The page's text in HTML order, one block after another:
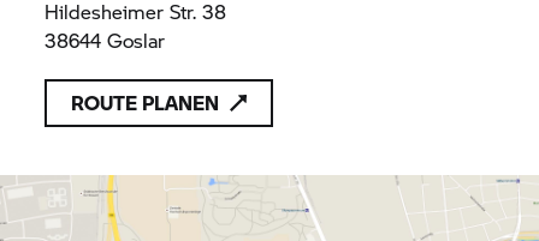
Hildesheimer Str. 38
38644 Goslar
ROUTE PLANEN